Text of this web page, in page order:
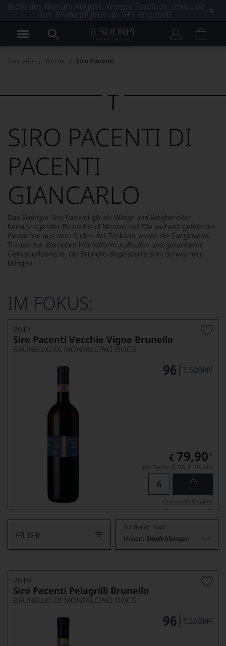
Wein des Monats August: Wiener Tradition - exklusiv
bei Tesdorpf! Jetzt als 5+1 Angebot!
Startseite Winzer Siro Pacenti
SIRO PACENTI DI
PACENTI
GIANCARLO
Das Weingut Siro Pacenti gilt als Wiege und Wegbereiter
herausragender Brunellos di Montalcino! Die weltweit gefeierten
Gewächse aus dem Süden der Toskana lassen die Sangiovese-
Traube zur absoluten Höchstform auflaufen und garantieren
Genusserlebnisse, die Brunello-Begeisterte zum Schwärmen
bringen.
IM FOKUS:
2017
Siro Pacenti Vecchie Vigne Brunello
BRUNELLO DI MONTALCINO DOCG
€ 79,90 *
pro Flasche (0.75l), € 106,53/L
Lebensmittel­angaben
FILTER
Sortieren nach:
Unsere Empfehlungen
2019
Siro Pacenti Pelagrilli Brunello
BRUNELLO DI MONTALCINO DOCG